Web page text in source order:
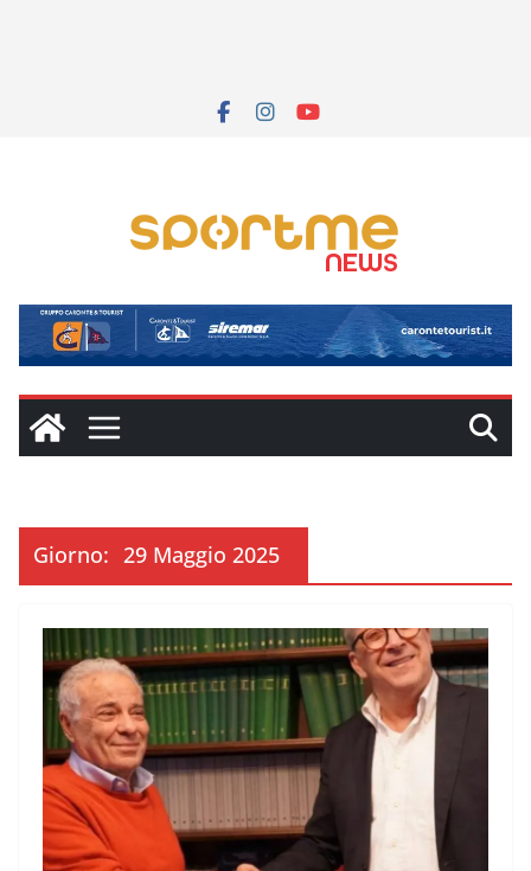
Giorno: 29 Maggio 2025